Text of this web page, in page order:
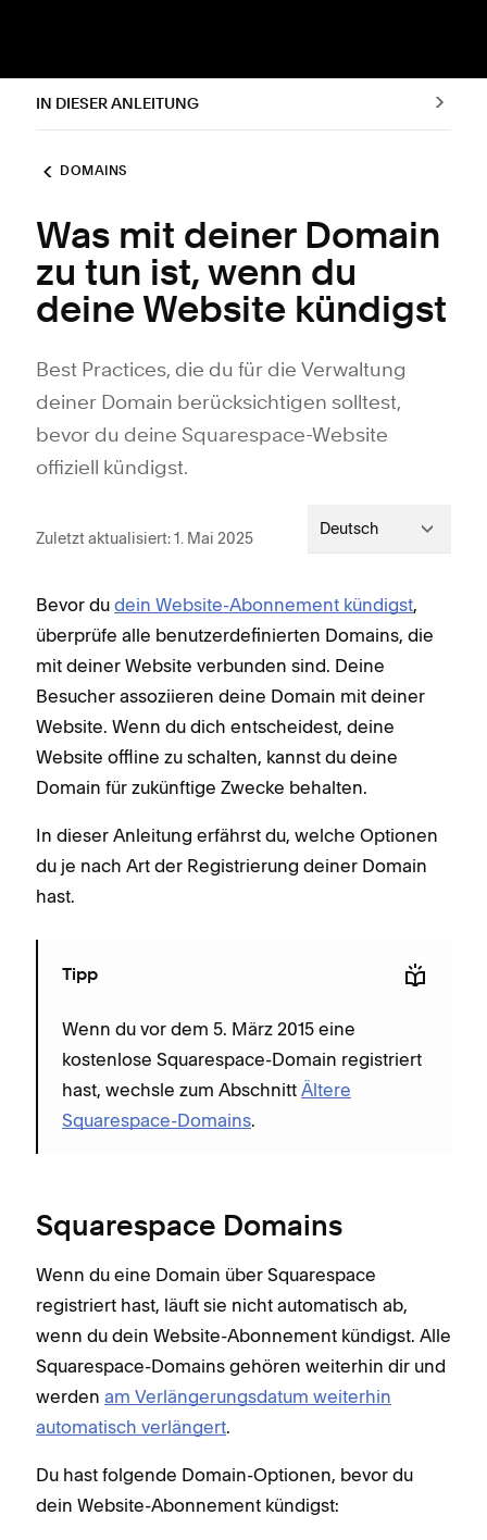
IN DIESER ANLEITUNG
DOMAINS
Was mit deiner Domain
zu tun ist, wenn du
deine Website kündigst
Best Practices, die du für die Verwaltung
deiner Domain berücksichtigen solltest,
bevor du deine Squarespace-Website
offiziell kündigst.
Zuletzt aktualisiert: 1. Mai 2025 Deutsch
Bevor du dein Website-Abonnement kündigst,
überprüfe alle benutzerdefinierten Domains, die
mit deiner Website verbunden sind. Deine
Besucher assoziieren deine Domain mit deiner
Website. Wenn du dich entscheidest, deine
Website offline zu schalten, kannst du deine
Domain für zukünftige Zwecke behalten.
In dieser Anleitung erfährst du, welche Optionen
du je nach Art der Registrierung deiner Domain
hast.
Tipp
Wenn du vor dem 5. März 2015 eine
kostenlose Squarespace-Domain registriert
hast, wechsle zum Abschnitt Ältere
Squarespace-Domains.
Squarespace Domains
Wenn du eine Domain über Squarespace
registriert hast, läuft sie nicht automatisch ab,
wenn du dein Website-Abonnement kündigst. Alle
Squarespace-Domains gehören weiterhin dir und
werden am Verlängerungsdatum weiterhin
automatisch verlängert.
Du hast folgende Domain-Optionen, bevor du
dein Website-Abonnement kündigst: